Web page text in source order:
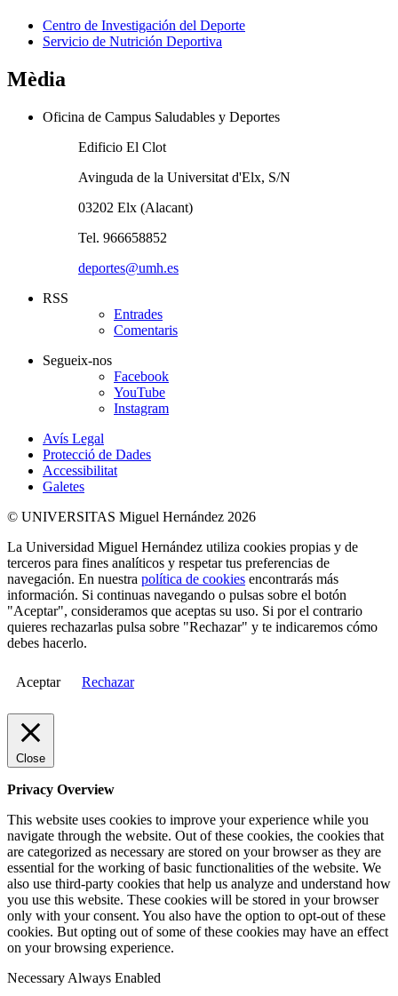
Centro de Investigación del Deporte
Servicio de Nutrición Deportiva
Mèdia
Oficina de Campus Saludables y Deportes
Edificio El Clot
Avinguda de la Universitat d'Elx, S/N
03202 Elx (Alacant)
Tel. 966658852
deportes@umh.es
RSS
Entrades
Comentaris
Segueix-nos
Facebook
YouTube
Instagram
Avís Legal
Protecció de Dades
Accessibilitat
Galetes
© UNIVERSITAS Miguel Hernández 2026
La Universidad Miguel Hernández utiliza cookies propias y de
terceros para fines analíticos y respetar tus preferencias de
navegación. En nuestra política de cookies encontrarás más
información. Si continuas navegando o pulsas sobre el botón
"Aceptar", consideramos que aceptas su uso. Si por el contrario
quieres rechazarlas pulsa sobre "Rechazar" y te indicaremos cómo
debes hacerlo.
Aceptar Rechazar
Close
Privacy Overview
This website uses cookies to improve your experience while you
navigate through the website. Out of these cookies, the cookies that
are categorized as necessary are stored on your browser as they are
essential for the working of basic functionalities of the website. We
also use third-party cookies that help us analyze and understand how
you use this website. These cookies will be stored in your browser
only with your consent. You also have the option to opt-out of these
cookies. But opting out of some of these cookies may have an effect
on your browsing experience.
Necessary Always Enabled